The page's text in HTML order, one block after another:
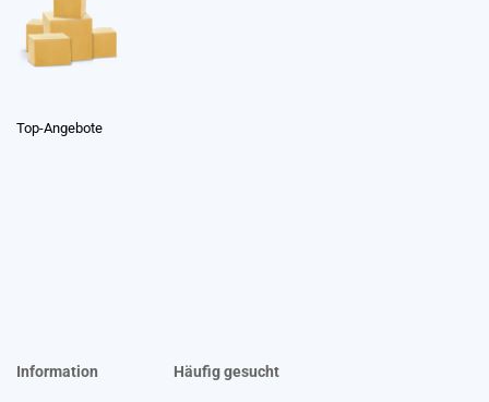
Top-Angebote
Information Häufig gesucht